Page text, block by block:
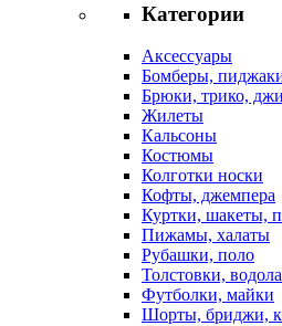
Категории
Аксессуары
Бомберы,
Брюки, трико,
Жилеты
Кальсоны
Костюмы
Колготки носки
Кофты, джемпера
Куртки, шакеты,
Пижамы, халаты
Рубашки, поло
Толстовки,
Футболки, майки
Шорты, бриджи,